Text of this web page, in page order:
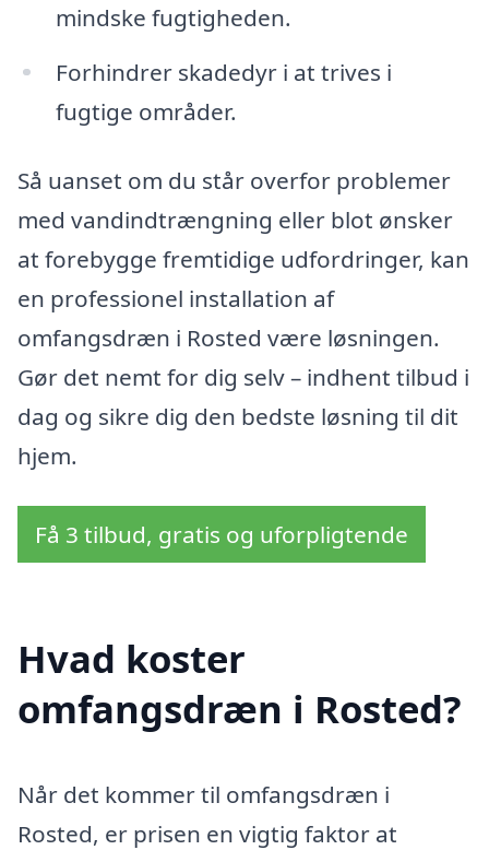
mindske fugtigheden.
Forhindrer skadedyr i at trives i
fugtige områder.
Så uanset om du står overfor problemer
med vandindtrængning eller blot ønsker
at forebygge fremtidige udfordringer, kan
en professionel installation af
omfangsdræn i Rosted være løsningen.
Gør det nemt for dig selv – indhent tilbud i
dag og sikre dig den bedste løsning til dit
hjem.
Få 3 tilbud, gratis og uforpligtende
Hvad koster
omfangsdræn i Rosted?
Når det kommer til omfangsdræn i
Rosted, er prisen en vigtig faktor at